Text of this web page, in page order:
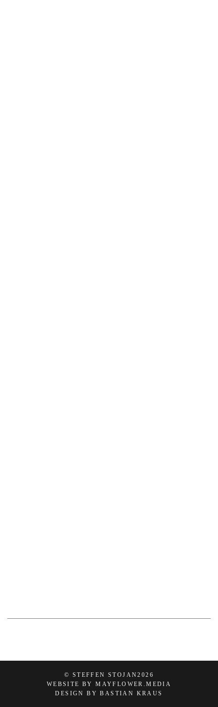
© STEFFEN STOJAN2026
WEBSITE BY MAYFLOWER.MEDIA
DESIGN BY BASTIAN KRAUS